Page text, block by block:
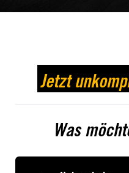
Jetzt
Was